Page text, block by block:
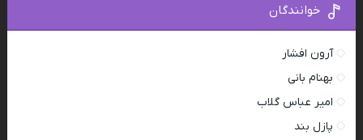
خوانندگان
آرون افشار
بهنام بانی
امیر عباس گلاب
پازل بند